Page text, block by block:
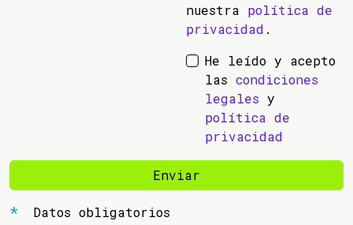
nuestra política de
privacidad .
He leído y acepto
las condiciones
legales y
política de
privacidad
Enviar
Datos obligatorios